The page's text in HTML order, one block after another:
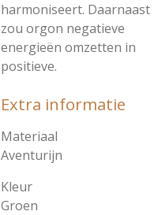
harmoniseert. Daarnaast
zou orgon negatieve
energieën omzetten in
positieve.
Extra informatie
Materiaal
Aventurijn
Kleur
Groen